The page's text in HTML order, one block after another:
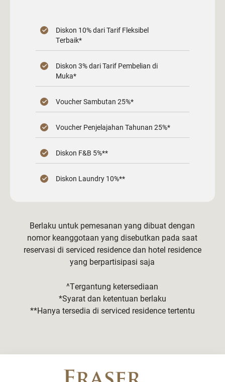
Diskon 10% dari Tarif Fleksibel
Terbaik*
Diskon 3% dari Tarif Pembelian di
Muka*
Voucher Sambutan 25%*
Voucher Penjelajahan Tahunan 25%*
Diskon F&B 5%**
Diskon Laundry 10%**
Berlaku untuk pemesanan yang dibuat dengan
nomor keanggotaan yang disebutkan pada saat
reservasi di serviced residence dan hotel residence
yang berpartisipasi saja
^Tergantung ketersediaan
*Syarat dan ketentuan berlaku
**Hanya tersedia di serviced residence tertentu